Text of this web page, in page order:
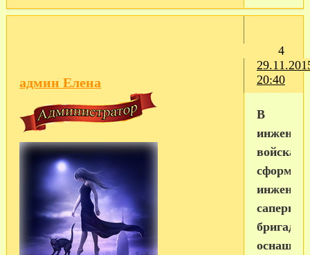
4
20:40
админ Елена
В
войсках
саперная
бригада,